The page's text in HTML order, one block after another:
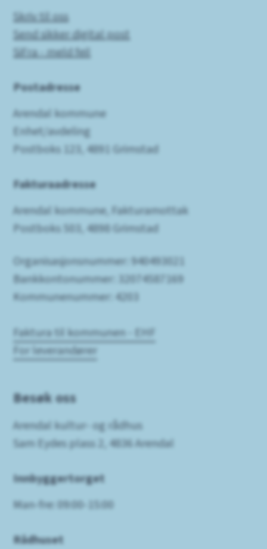
Skriv til oss
Send sikker digital post
SiFra - meld feil
Postadresse
Arendal kommune
Enhet/avdeling
Postboks 123, 4891 Grimstad
Fakturaadresse
Arendal kommune, Fakturamottak
Postboks 503, 4898 Grimstad
Organisasjonsnummer: 940493021
Bankkontonummer: 32074587169
Kommunenummer: 4203
Faktura til kommunen - EHF
For leverandører
Besøk oss
Arendal kultur- og rådhus
Sam Eydes plass 2, 4836 Arendal
Innbyggertorget
Man-fre: 09:00-15:00
Rådhuset